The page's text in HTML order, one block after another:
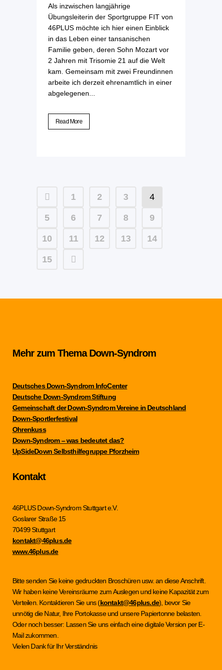
Als inzwischen langjährige
Übungsleiterin der Sportgruppe FIT von
46PLUS möchte ich hier einen Einblick
in das Leben einer tansanischen
Familie geben, deren Sohn Mozart vor
2 Jahren mit Trisomie 21 auf die Welt
kam. Gemeinsam mit zwei Freundinnen
arbeite ich derzeit ehrenamtlich in einer
abgelegenen...
Read More
1 2 3 4
5 6 7 8 9
10 11 12 13 14
15
Mehr zum Thema Down-Syndrom
Deutsches Down-Syndrom InfoCenter
Deutsche Down-Syndrom Stiftung
Gemeinschaft der Down-Syndrom Vereine in Deutschland
Down-Sportlerfestival
Ohrenkuss
Down-Syndrom – was bedeutet das?
UpSideDown Selbsthilfegruppe Pforzheim
Kontakt
46PLUS Down-Syndrom Stuttgart e.V.
Goslarer Straße 15
70499 Stuttgart
kontakt@46plus.de
www.46plus.de
Bitte senden Sie keine gedruckten Broschüren usw. an diese Anschrift.
Wir haben keine Vereinsräume zum Auslegen und keine Kapazität zum
Verteilen. Kontaktieren Sie uns (kontakt@46plus.de), bevor Sie
unnötig die Natur, Ihre Portokasse und unsere Papiertonne belasten.
Oder noch besser: Lassen Sie uns einfach eine digitale Version per E-
Mail zukommen.
Vielen Dank für Ihr Verständnis